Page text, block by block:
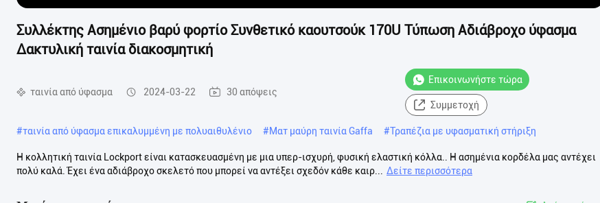
Συλλέκτης Ασημένιο βαρύ φορτίο Συνθετικό καουτσούκ 170U Τύπωση Αδιάβροχο ύφασμα
Δακτυλική ταινία διακοσμητική
ταινία από ύφασμα 2024-03-22 30 απόψεις
Επικοινωνήστε τώρα
Συμμετοχή
#ταινία από ύφασμα επικαλυμμένη με πολυαιθυλένιο #Ματ μαύρη ταινία Gaffa #Τραπέζια με υφασματική στήριξη
Η κολλητική ταινία Lockport είναι κατασκευασμένη με μια υπερ-ισχυρή, φυσική ελαστική κόλλα.. Η ασημένια κορδέλα μας αντέχει
πολύ καλά. Έχει ένα αδιάβροχο σκελετό που μπορεί να αντέξει σχεδόν κάθε καιρ... Δείτε περισσότερα